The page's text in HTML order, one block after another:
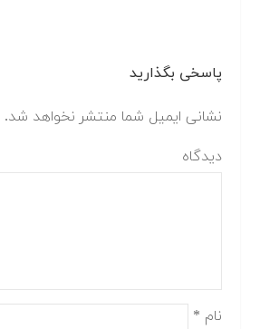
پاسخی بگذارید
نشانی ایمیل شما منتشر نخواهد شد.
دیدگاه
نام *